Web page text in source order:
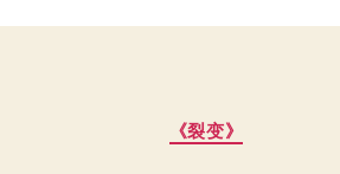
分
类
《裂变》